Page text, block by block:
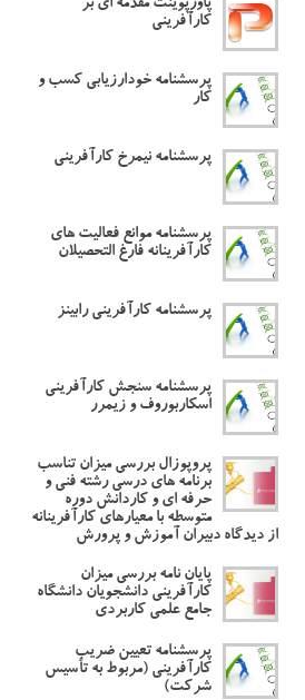
پاورپوینت مقدمه ای بر
کارآفرینی
پرسشنامه خودارزیابی کسب و
کار
پرسشنامه نیمرخ کارآفرینی
پرسشنامه موانع فعالیت های
کارآفرینانه فارغ التحصیلان
پرسشنامه کارآفرینی رابینز
پرسشنامه سنجش کارآفرینی
اسکاربوروف و زیمرر
پروپوزال بررسی میزان تناسب
برنامه های درسی رشته فنی و
حرفه ای و کاردانش دوره
متوسطه با معیارهای کارآفرینانه
از دیدگاه دبیران آموزش و پرورش
پایان نامه بررسی میزان
کارآفرینی دانشجویان دانشگاه
جامع علمی کاربردی
پرسشنامه تعیین ضریب
کارآفرینی (مربوط به تأسیس
شرکت)